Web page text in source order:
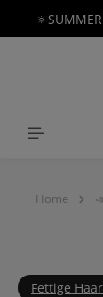
springen
Home
Fettige